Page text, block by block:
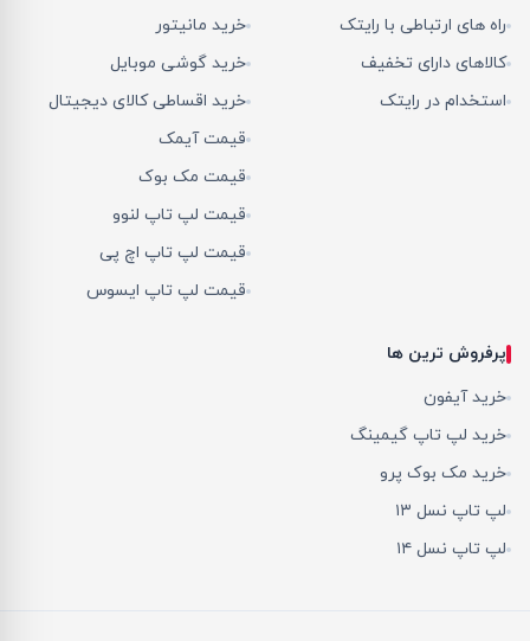
راه های ارتباطی با رایتک
کالاهای دارای تخفیف
استخدام در رایتک
خرید مانیتور
خرید گوشی موبایل
خرید اقساطی کالای دیجیتال
قیمت آیمک
قیمت مک بوک
قیمت لپ تاپ لنوو
قیمت لپ تاپ اچ پی
قیمت لپ تاپ ایسوس
پرفروش ترین ها
خرید آیفون
خرید لپ تاپ گیمینگ
خرید مک بوک پرو
لپ تاپ نسل ۱۳
لپ تاپ نسل ۱۴